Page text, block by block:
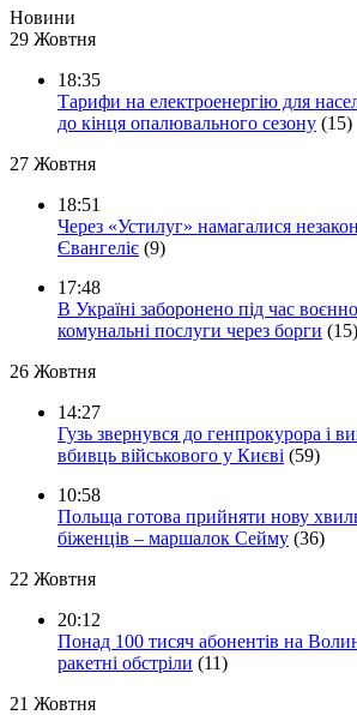
Новини
29 Жовтня
18:35
Тарифи на електроенергію для
до кінця опалювального сезону (15)
27 Жовтня
18:51
Через «Устилуг» намагалися
Євангеліє (9)
17:48
В Україні заборонено під час
комунальні послуги через борги (15)
26 Жовтня
14:27
Гузь звернувся до генпрокурора і
вбивць військового у Києві (59)
10:58
Польща готова прийняти нову
біженців – маршалок Сейму (36)
22 Жовтня
20:12
Понад 100 тисяч абонентів на
ракетні обстріли (11)
21 Жовтня